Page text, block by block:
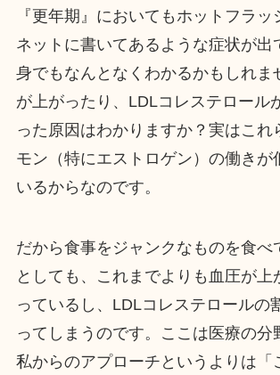
『更年期』においてもホットフラッ
ネットに書いてあるような症状が出
身でもなんとなくわかるかもしれま
が上がったり、LDLコレステロール
った原因はわかりますか？実はこれ
モン（特にエストロゲン）の働きが
いるからなのです。
だから食事をジャンクなものを食べ
としても、これまでよりも血圧が上
っているし、LDLコレステロールの
ってしまうのです。ここは医療の分
私からのアプローチというよりは「